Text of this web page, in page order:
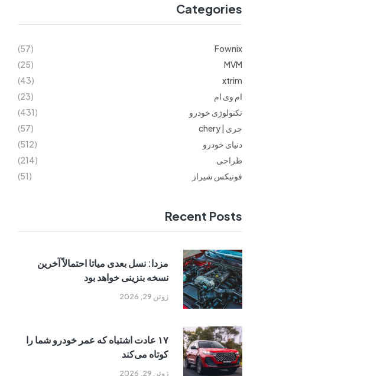
Categories
Fownix
(57)
MVM
(25)
xtrim
(43)
ام وی ام
(23)
تکنولوژی خودرو
(431)
چری | chery
(57)
دنیای خودرو
(512)
طراحی
(214)
فونیکس شیراز
(51)
Recent Posts
ژوئن 29, 2026
مزدا: نسل بعدی میاتا احتمالاً آخرین
نسخه بنزینی خواهد بود
ژوئن 29, 2026
۱۷ عادت اشتباه که عمر خودرو شما را
کوتاه می‌کند